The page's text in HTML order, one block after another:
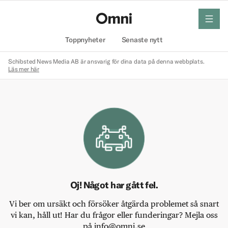
Toppnyheter Senaste nytt
meny
Schibsted News Media AB är ansvarig för dina data på denna webbplats.
Läs mer här
Oj! Något har gått fel.
Vi ber om ursäkt och försöker åtgärda problemet så snart
vi kan, håll ut! Har du frågor eller funderingar? Mejla oss